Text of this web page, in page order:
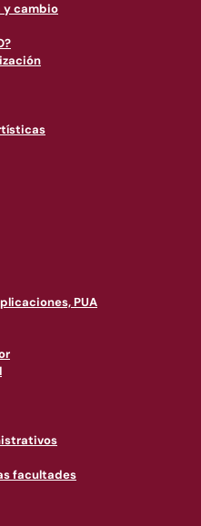
y cambio
PUA
facultades